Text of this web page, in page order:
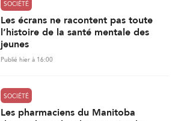
SOCIÉTÉ
Les écrans ne racontent pas toute
l’histoire de la santé mentale des
jeunes
Publié hier à 16:00
SOCIÉTÉ
Les pharmaciens du Manitoba